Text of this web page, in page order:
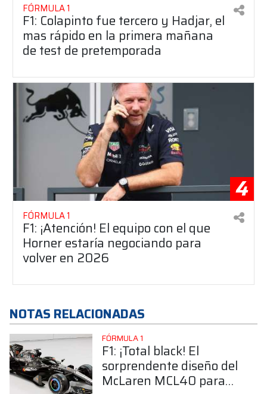
FÓRMULA 1
F1: Colapinto fue tercero y Hadjar, el
mas rápido en la primera mañana
de test de pretemporada
4
FÓRMULA 1
F1: ¡Atención! El equipo con el que
Horner estaría negociando para
volver en 2026
NOTAS RELACIONADAS
FÓRMULA 1
F1: ¡Total black! El
sorprendente diseño del
McLaren MCL40 para